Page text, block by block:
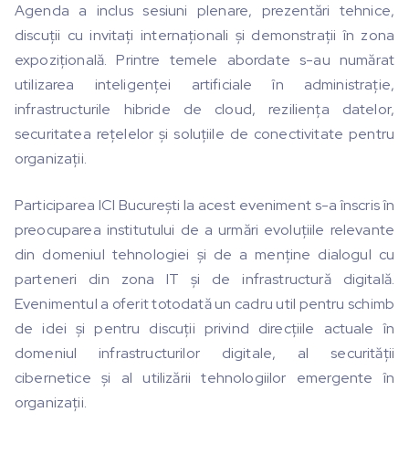
Agenda a inclus sesiuni plenare, prezentări tehnice,
discuții cu invitați internaționali și demonstrații în zona
expozițională. Printre temele abordate s-au numărat
utilizarea inteligenței artificiale în administrație,
infrastructurile hibride de cloud, reziliența datelor,
securitatea rețelelor și soluțiile de conectivitate pentru
organizații.
Participarea ICI București la acest eveniment s-a înscris în
preocuparea institutului de a urmări evoluțiile relevante
din domeniul tehnologiei și de a menține dialogul cu
parteneri din zona IT și de infrastructură digitală.
Evenimentul a oferit totodată un cadru util pentru schimb
de idei și pentru discuții privind direcțiile actuale în
domeniul infrastructurilor digitale, al securității
cibernetice și al utilizării tehnologiilor emergente în
organizații.